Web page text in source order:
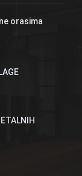
orasima